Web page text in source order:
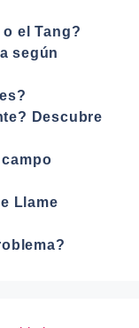
el Tang?
según
Descubre
Llame